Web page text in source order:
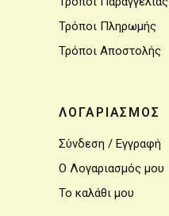
Τρόποι Πληρωμής
Τρόποι Αποστολής
ΛΟΓΑΡΙΑΣΜΟΣ
Σύνδεση / Εγγραφή
Ο Λογαριασμός μου
Το καλάθι μου